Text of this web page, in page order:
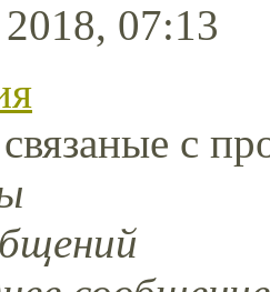
07:13
с